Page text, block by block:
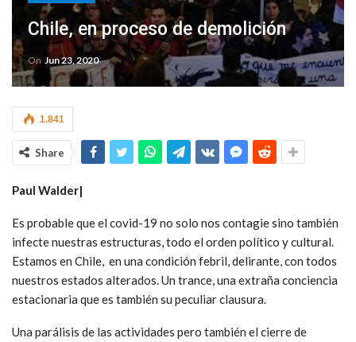
Chile, en proceso de demolición
On Jun 23, 2020
1.841
Share
Paul Walder|
Es probable que el covid-19 no solo nos contagie sino también
infecte nuestras estructuras, todo el orden político y cultural.
Estamos en Chile, en una condición febril, delirante, con todos
nuestros estados alterados. Un trance, una extraña conciencia
estacionaria que es también su peculiar clausura.
Una parálisis de las actividades pero también el cierre de